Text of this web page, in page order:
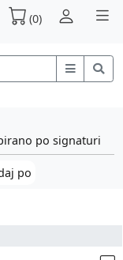
(0)
po signaturi
po